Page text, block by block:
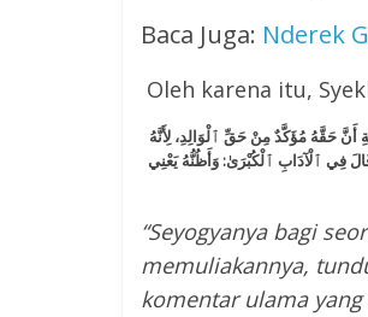
Baca Juga: Nderek
Oleh karena itu,
أَنَّ حَقَّهُ مُؤَكَّدٌ مِنْ حَقِّ ٱلْوَالِدِ، لِأَنَّهُ
فِي ٱلْآدَابِ ٱلْكُبْرَىٰ: وَأَظُنُّهُ يَعْنِي
“Seyogyanya bagi
memuliakannya,
komentar ulama